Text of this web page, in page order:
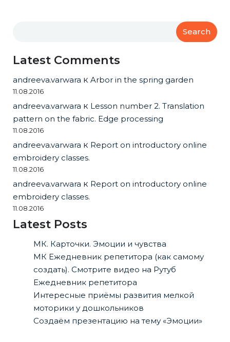
Search
Latest Comments
andreeva.varwara к Arbor in the spring garden
11.08.2016
andreeva.varwara к Lesson number 2. Translation
pattern on the fabric. Edge processing
11.08.2016
andreeva.varwara к Report on introductory online
embroidery classes.
11.08.2016
andreeva.varwara к Report on introductory online
embroidery classes.
11.08.2016
Latest Posts
МК. Карточки. Эмоции и чувства
МК Ежедневник репетитора (как самому
создать). Смотрите видео на Рутуб
Ежедневник репетитора
Интересные приёмы развития мелкой
моторики у дошкольников
Создаём презентацию на тему «Эмоции»